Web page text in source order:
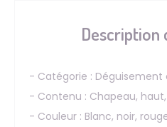
- Catégorie :
- Contenu : Chapeau,
- Couleur : Blanc, noir,